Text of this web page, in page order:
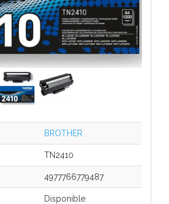
BROTHER
TN2410
4977766779487
Disponible